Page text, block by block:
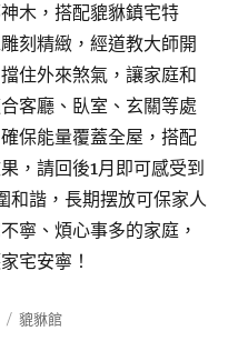
木，搭配貔貅鎮宅特
刻精緻，經道教大師開
住外來煞氣，讓家庭和
客廳、臥室、玄關等處
保能量覆蓋全屋，搭配
，請回後1月即可感受到
和諧，長期摆放可保家人
寧、煩心事多的家庭，
宅安寧！
分
貔貅館